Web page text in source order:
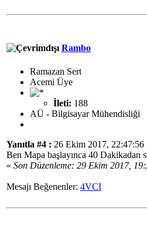
Rambo
Ramazan Sert
Acemi Üye
İleti: 188
AÜ - Bilgisayar Mühendisliği
Yanıtla #4 : 26 Ekim 2017, 22:47:56
Ben Mapa başlayınca 40 Dakikadan
« Son Düzenleme: 29 Ekim 2017,
Mesajı Beğenenler: 4VCI